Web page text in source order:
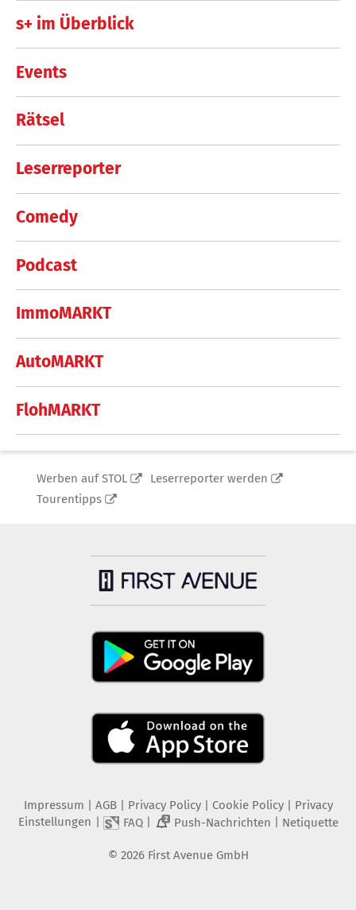
s+ im Überblick
Events
Rätsel
Leserreporter
Comedy
Podcast
ImmoMARKT
AutoMARKT
FlohMARKT
Werben auf STOL
Leserreporter werden
Tourentipps
Impressum AGB Privacy Policy| Cookie Policy| Privacy
Einstellungen
FAQ| 2 Push-Nachrichten Netiquette
© 2026 First Avenue GmbH